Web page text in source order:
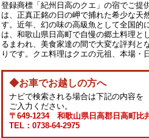
登録商標「紀州日高のクエ」の宿でご提
は、正真正銘の日の岬で捕れた希少な天
す。近年、幻の味の高級魚として全国的
は、和歌山県日高町で自慢の郷土料理と
るまわれ、美食家達の間で大変な評判と
りです。クエ料理はクエの元祖、本場・
◆お車でお越しの方へ
ナビで検索される場合は下記の内容を
ご入力ください。
〒649-1234 和歌山県日高郡日高町比
TEL：0738-64-2975